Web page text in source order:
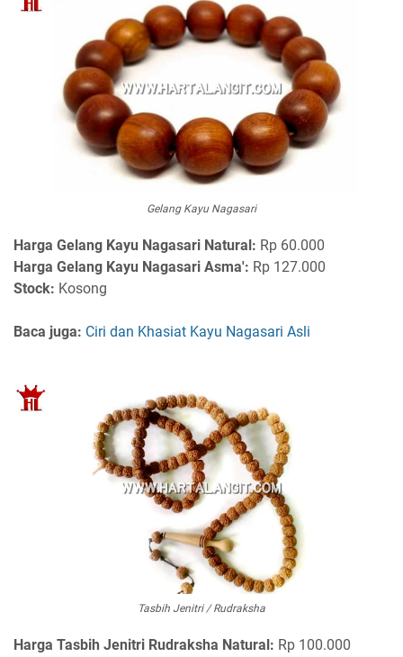
Gelang Kayu Nagasari
Harga Gelang Kayu Nagasari Natural: Rp 60.000
Harga Gelang Kayu Nagasari Asma': Rp 127.000
Stock: Kosong
Baca juga: Ciri dan Khasiat Kayu Nagasari Asli
Tasbih Jenitri / Rudraksha
Harga Tasbih Jenitri Rudraksha Natural: Rp 100.000